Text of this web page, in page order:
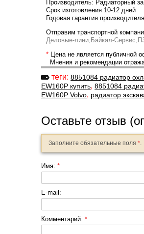
Производитель: Радиаторный
Срок изготовления 10-12 дней
Годовая гарантия производителя
Отправим транспортной
Деловые-лини,Байкал-
* Цена не является публичной
Мнения и рекомендации
теги: 8851084 радиатор
EW160P купить, 8851084
EW160P Volvo, радиатор
Оставьте отзыв
Заполните обязательные поля *.
Имя: *
E-mail:
Комментарий: *